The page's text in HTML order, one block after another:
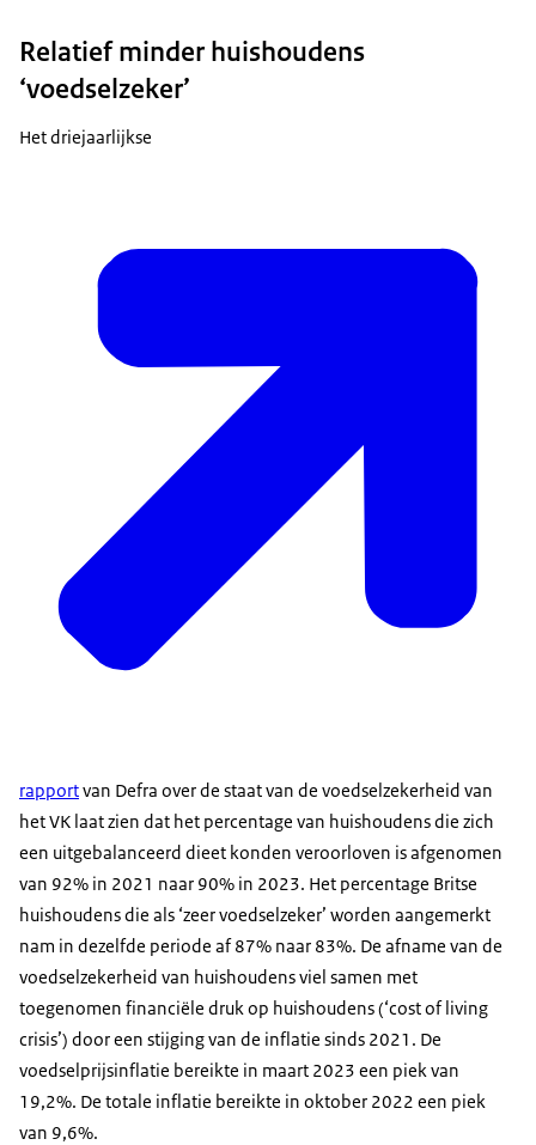
Relatief minder huishoudens
‘voedselzeker’
Het driejaarlijkse
rapportvan Defra over de staat van de voedselzekerheid van
het VK laat zien dat het percentage van huishoudens die zich
een uitgebalanceerd dieet konden veroorloven is afgenomen
van 92% in 2021 naar 90% in 2023. Het percentage Britse
huishoudens die als ‘zeer voedselzeker’ worden aangemerkt
nam in dezelfde periode af 87% naar 83%. De afname van de
voedselzekerheid van huishoudens viel samen met
toegenomen financiële druk op huishoudens (‘cost of living
crisis’) door een stijging van de inflatie sinds 2021. De
voedselprijsinflatie bereikte in maart 2023 een piek van
19,2%. De totale inflatie bereikte in oktober 2022 een piek
van 9,6%.